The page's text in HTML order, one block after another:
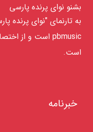
بشنو نوای پرنده پارسی
به تارنمای "نوای پرنده
است.
خبرنامه